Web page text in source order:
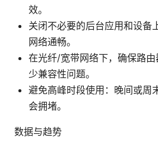
效。
关闭不必要的后台应用和设备
网络通畅。
在光纤/宽带网络下，确保路
少兼容性问题。
避免高峰时段使用：晚间或周
会拥堵。
数据与趋势